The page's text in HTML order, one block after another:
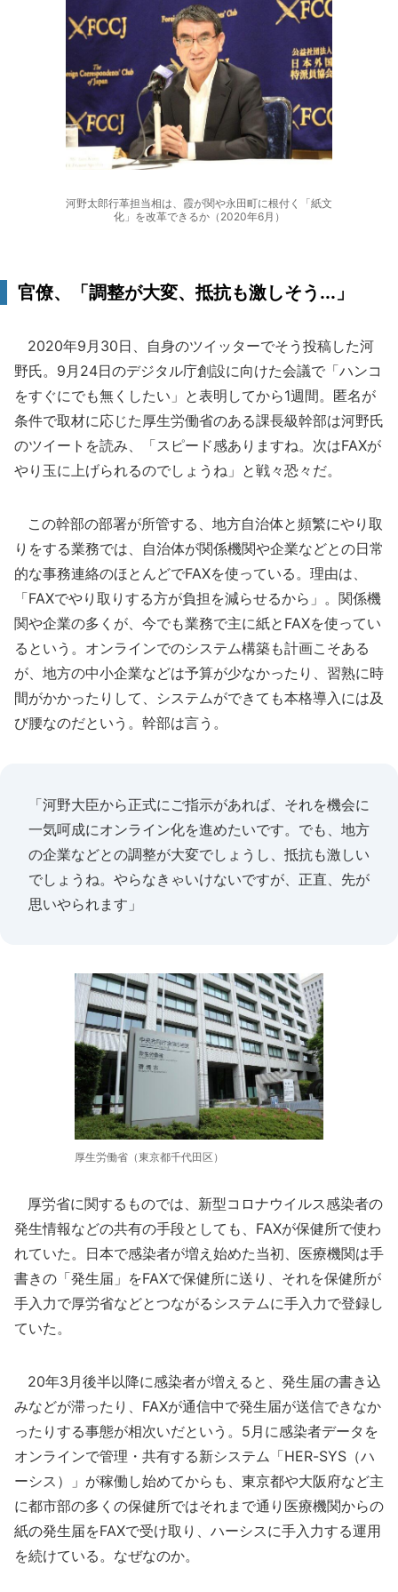
河野太郎行革担当相は、霞が関や永田町に根付く「紙文
化」を改革できるか（2020年6月）
官僚、「調整が大変、抵抗も激しそう...」
2020年9月30日、自身のツイッターでそう投稿した河
野氏。9月24日のデジタル庁創設に向けた会議で「ハンコ
をすぐにでも無くしたい」と表明してから1週間。匿名が
条件で取材に応じた厚生労働省のある課長級幹部は河野氏
のツイートを読み、「スピード感ありますね。次はFAXが
やり玉に上げられるのでしょうね」と戦々恐々だ。
この幹部の部署が所管する、地方自治体と頻繁にやり取
りをする業務では、自治体が関係機関や企業などとの日常
的な事務連絡のほとんどでFAXを使っている。理由は、
「FAXでやり取りする方が負担を減らせるから」。関係機
関や企業の多くが、今でも業務で主に紙とFAXを使ってい
るという。オンラインでのシステム構築も計画こそある
が、地方の中小企業などは予算が少なかったり、習熟に時
間がかかったりして、システムができても本格導入には及
び腰なのだという。幹部は言う。
「河野大臣から正式にご指示があれば、それを機会に
一気呵成にオンライン化を進めたいです。でも、地方
の企業などとの調整が大変でしょうし、抵抗も激しい
でしょうね。やらなきゃいけないですが、正直、先が
思いやられます」
厚生労働省（東京都千代田区）
厚労省に関するものでは、新型コロナウイルス感染者の
発生情報などの共有の手段としても、FAXが保健所で使わ
れていた。日本で感染者が増え始めた当初、医療機関は手
書きの「発生届」をFAXで保健所に送り、それを保健所が
手入力で厚労省などとつながるシステムに手入力で登録し
ていた。
20年3月後半以降に感染者が増えると、発生届の書き込
みなどが滞ったり、FAXが通信中で発生届が送信できなか
ったりする事態が相次いだという。5月に感染者データを
オンラインで管理・共有する新システム「HER-SYS（ハ
ーシス）」が稼働し始めてからも、東京都や大阪府など主
に都市部の多くの保健所ではそれまで通り医療機関からの
紙の発生届をFAXで受け取り、ハーシスに手入力する運用
を続けている。なぜなのか。